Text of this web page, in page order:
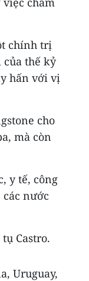
chính trị
của thế kỷ
hấn với vị
cho
mà còn
y tế, công
nước
Castro.
Uruguay,